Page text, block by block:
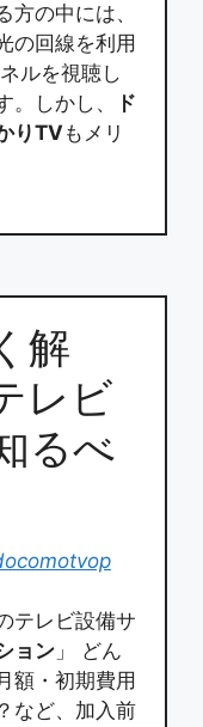
方の中には、
の回線を利用
ルを視聴し
。しかし、
ド
りTVもメリ
解
レビ
るべ
テレビ設備サ
ョン 」 どん
額・初期費用
など、加入前